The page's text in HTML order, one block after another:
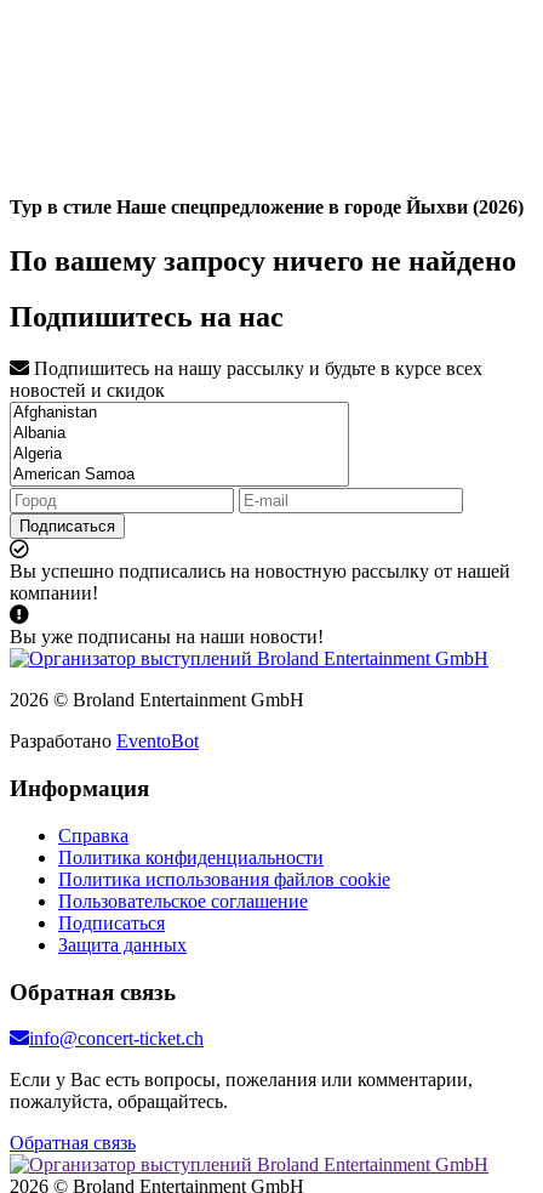
Тур в стиле Наше спецпредложение в городе Йыхви (2026)
По вашему запросу ничего не найдено
Подпишитесь на нас
Подпишитесь на нашу рассылку и будьте в курсе всех
новостей и скидок
Подписаться
Вы успешно подписались на новостную рассылку от нашей
компании!
Вы уже подписаны на наши новости!
2026 © Broland Entertainment GmbH
Разработано EventoBot
Информация
Справка
Политика конфиденциальности
Политика использования файлов cookie
Пользовательское соглашение
Подписаться
Защита данных
Обратная связь
info@concert-ticket.ch
Если у Вас есть вопросы, пожелания или комментарии,
пожалуйста, обращайтесь.
Обратная связь
2026 © Broland Entertainment GmbH